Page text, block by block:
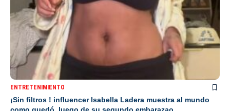
ENTRETENIMIENTO
¡Sin filtros ! influencer Isabella Ladera muestra al mundo